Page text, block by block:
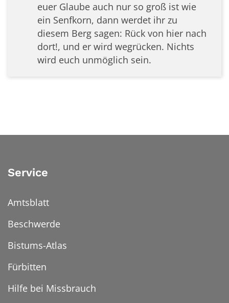
euer Glaube auch nur so groß ist wie
ein Senfkorn, dann werdet ihr zu
diesem Berg sagen: Rück von hier nach
dort!, und er wird wegrücken. Nichts
wird euch unmöglich sein.
Service
Amtsblatt
Beschwerde
Bistums-Atlas
Fürbitten
Hilfe bei Missbrauch